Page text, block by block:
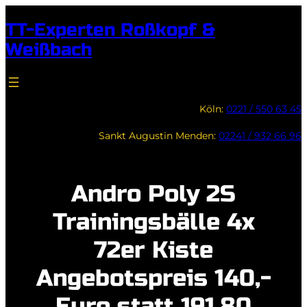
Inhalt
springen
TT-Experten Roßkopf &
Weißbach
Köln: 0221 / 550 63 45
Sankt Augustin Menden: 02241 / 932 66 96
Andro Poly 2S
Trainingsbälle 4x
72er Kiste
Angebotspreis 140,-